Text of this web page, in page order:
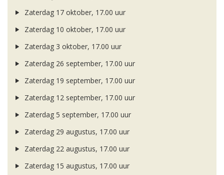
Zaterdag 17 oktober, 17.00 uur
Zaterdag 10 oktober, 17.00 uur
Zaterdag 3 oktober, 17.00 uur
Zaterdag 26 september, 17.00 uur
Zaterdag 19 september, 17.00 uur
Zaterdag 12 september, 17.00 uur
Zaterdag 5 september, 17.00 uur
Zaterdag 29 augustus, 17.00 uur
Zaterdag 22 augustus, 17.00 uur
Zaterdag 15 augustus, 17.00 uur